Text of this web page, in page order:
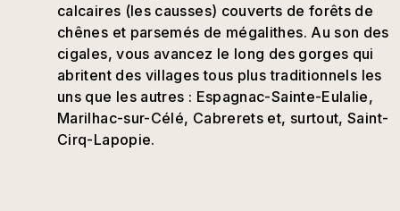
calcaires (les causses) couverts de forêts de
chênes et parsemés de mégalithes. Au son des
cigales, vous avancez le long des gorges qui
abritent des villages tous plus traditionnels les
uns que les autres : Espagnac-Sainte-Eulalie,
Marilhac-sur-Célé, Cabrerets et, surtout, Saint-
Cirq-Lapopie.